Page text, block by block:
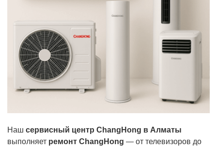
Наш сервисный центр ChangHong в Алматы
выполняет ремонт ChangHong — от телевизоров до